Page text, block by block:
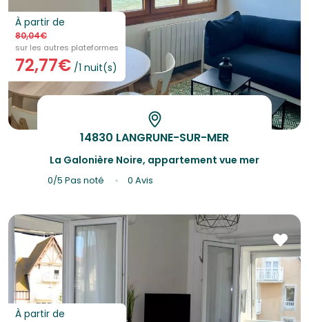
À partir de
80,04€
sur les autres plateformes
72,77€ /1 nuit(s)
La Galonière Noire, appartement vue mer
14830 LANGRUNE-SUR-MER
0/5Pas noté 0 Avis
À partir de